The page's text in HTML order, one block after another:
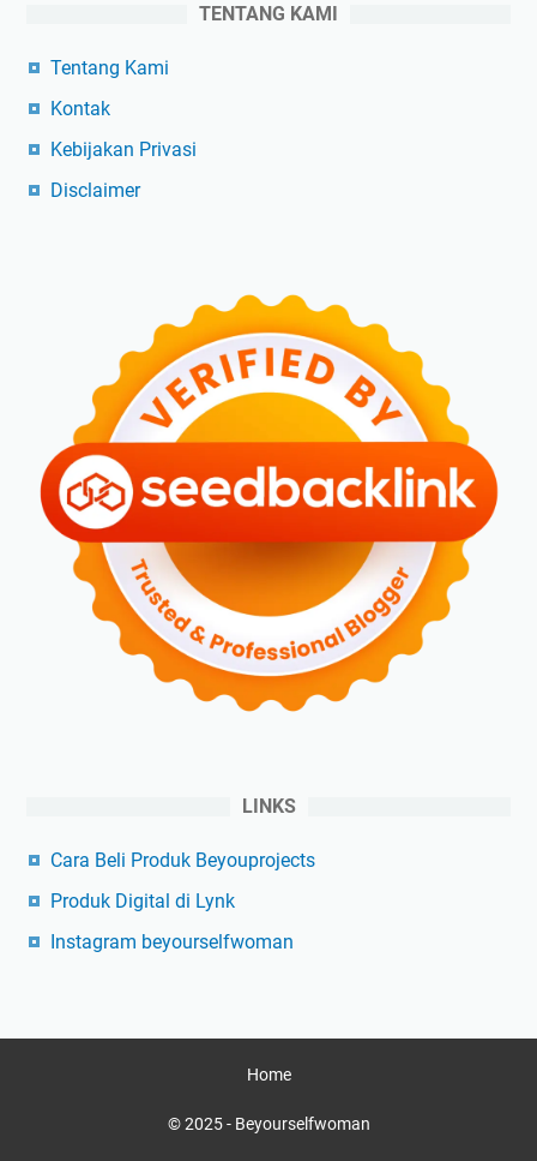
TENTANG KAMI
Tentang Kami
Kontak
Kebijakan Privasi
Disclaimer
LINKS
Cara Beli Produk Beyouprojects
Produk Digital di Lynk
Instagram beyourselfwoman
Home
© 2025 - Beyourselfwoman